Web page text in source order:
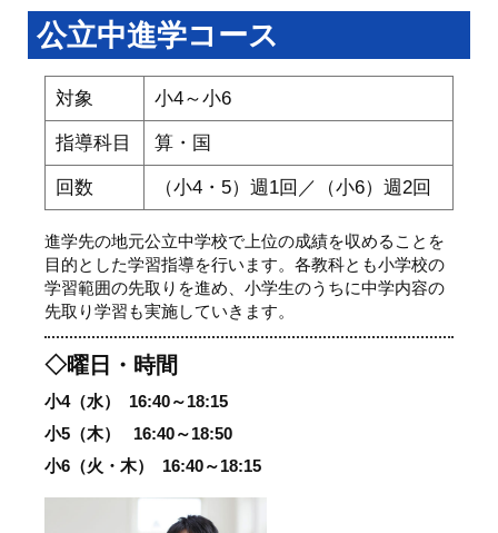
公立中進学コース
対象 小4～小6
指導科目 算・国
回数 （小4・5）週1回／（小6）週2回
進学先の地元公立中学校で上位の成績を収めることを
目的とした学習指導を行います。各教科とも小学校の
学習範囲の先取りを進め、小学生のうちに中学内容の
先取り学習も実施していきます。
◇曜日・時間
小4（水）
16:40～18:15
小5（木）
16:40～18:50
小6（火・木）
16:40～18:15